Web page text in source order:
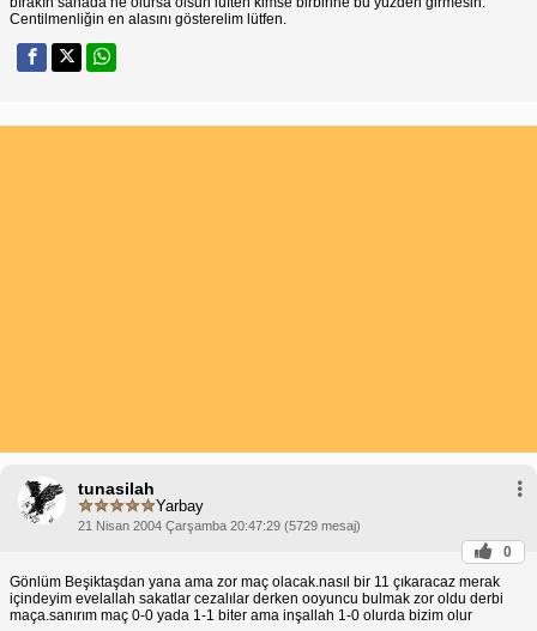
Centilmenliğin en alasını gösterelim lütfen.
tunasilah
Yarbay
21 Nisan 2004 Çarşamba 20:47:29 (5729 mesaj)
0
Gönlüm Beşiktaşdan yana ama zor maç olacak.nasıl bir 11 çıkaracaz merak
içindeyim evelallah sakatlar cezalılar derken ooyuncu bulmak zor oldu derbi
maça.sanırım maç 0-0 yada 1-1 biter ama inşallah 1-0 olurda bizim olur